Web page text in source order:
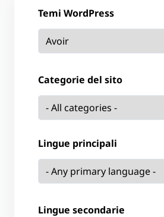
Temi WordPress
Categorie del sito
Lingue principali
Lingue secondarie